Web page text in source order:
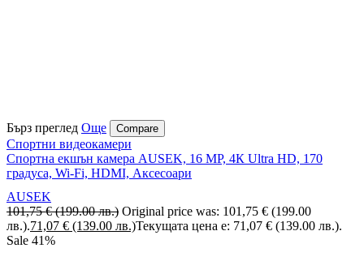
Бърз преглед Още Compare
Спортни видеокамери
Спортна екшън камера AUSEK, 16 MP, 4К Ultra HD, 170
градуса, Wi-Fi, HDMI, Аксесоари
AUSEK
101,75€ (199.00 лв.) Original price was: 101,75 € (199.00
лв.).71,07 € (139.00 лв.)Текущата цена е: 71,07 € (139.00 лв.).
Sale 41%